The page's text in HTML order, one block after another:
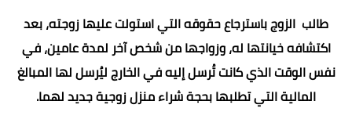
طالب الزوج باسترجاع حقوقه التي استولت عليها زوجته، بعد
اكتشافه خيانتها له، وزواجها من شخص آخر لمدة عامين، في
نفس الوقت الذي كانت تُرسل إليه في الخارج ليُرسل لها المبالغ
المالية التي تطلبها بحجة شراء منزل زوجية جديد لهما.